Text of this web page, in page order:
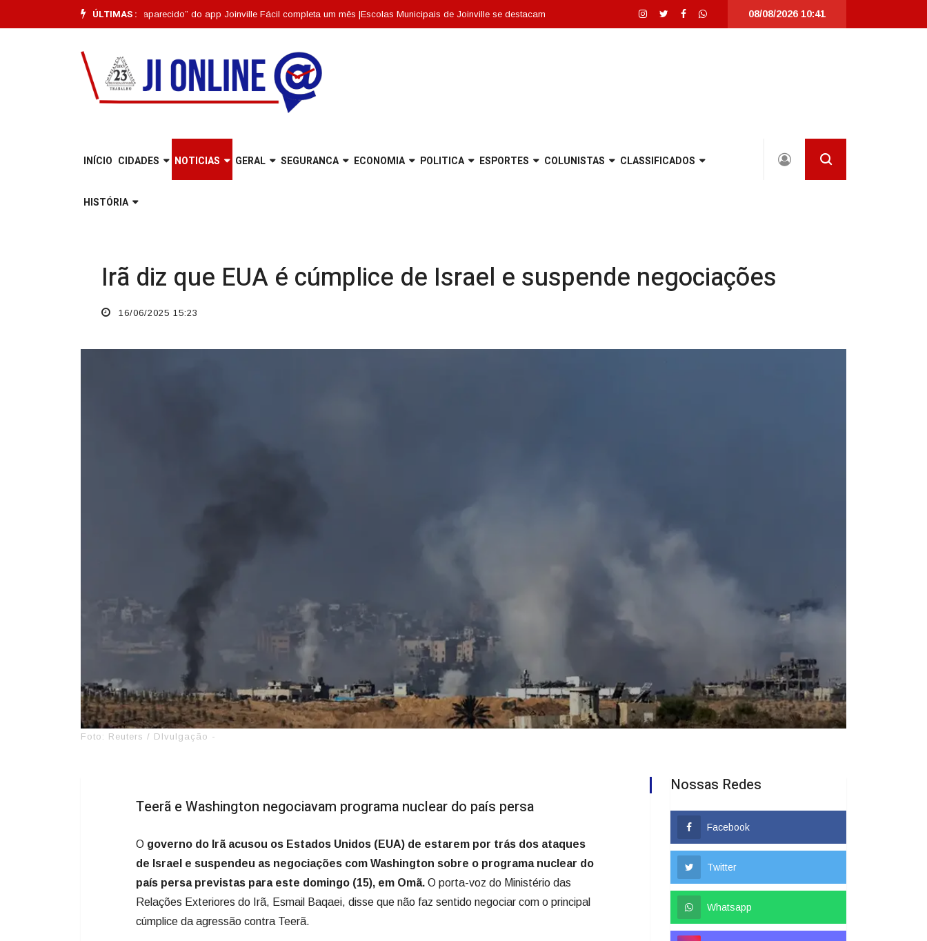
ÚLTIMAS :
“Pet Desaparecido” do app Joinville Fácil completa um mês |Escolas Municipais de Joinville se destacam entre as dez melhores de Santa Catarina | Detrans instala novo semáforo na rua Santa Catarina, na
08/08/2026 10:41
INÍCIO CIDADES NOTICIAS GERAL SEGURANCA ECONOMIA POLITICA ESPORTES COLUNISTAS CLASSIFICADOS
HISTÓRIA
Irã diz que EUA é cúmplice de Israel e suspende negociações
16/06/2025 15:23
Foto: Reuters / DIvulgação -
Teerã e Washington negociavam programa nuclear do país persa
O governo do Irã acusou os Estados Unidos (EUA) de estarem por trás dos ataques
de Israel e suspendeu as negociações com Washington sobre o programa nuclear do
país persa previstas para este domingo (15), em Omã. O porta-voz do Ministério das
Relações Exteriores do Irã, Esmail Baqaei, disse que não faz sentido negociar com o principal
cúmplice da agressão contra Teerã.
Nossas Redes
Facebook
Twitter
Whatsapp